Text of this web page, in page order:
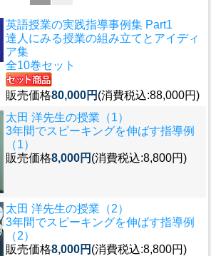
英語授業の実践指導事例集 Part1
達人にみる授業の組み立てとアイディ
ア集
全10巻セット
販売価格80,000円 (消費税込:88,000円)
太田 洋先生の授業（1）
3年間でスピーキングを伸ばす指導例
（1）
販売価格8,000円 (消費税込:8,800円)
太田 洋先生の授業（2）
3年間でスピーキングを伸ばす指導例
（2）
販売価格8,000円 (消費税込:8,800円)